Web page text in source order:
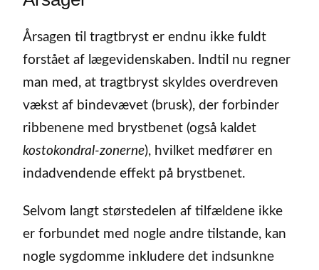
Årsagen til tragtbryst er endnu ikke fuldt
forstået af lægevidenskaben. Indtil nu regner
man med, at tragtbryst skyldes overdreven
vækst af bindevævet (brusk), der forbinder
ribbenene med brystbenet (også kaldet
kostokondral-zonerne), hvilket medfører en
indadvendende effekt på brystbenet.
Selvom langt størstedelen af tilfældene ikke
er forbundet med nogle andre tilstande, kan
nogle sygdomme inkludere det indsunkne